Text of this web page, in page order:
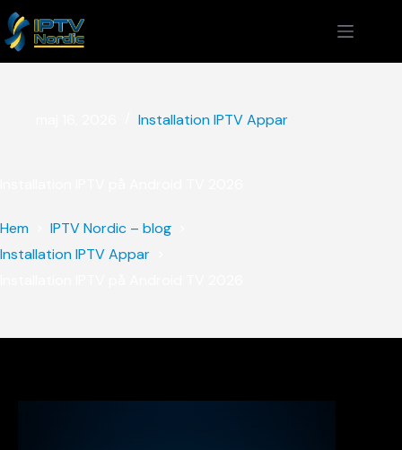
Installation IPTV Appar
Hem
IPTV Nordic – blog
Installation IPTV Appar